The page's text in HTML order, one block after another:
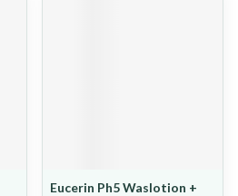
Eucerin Ph5 Waslotion +